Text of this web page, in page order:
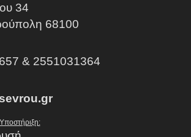
34
68100
& 2551031364